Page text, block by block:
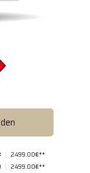
2499.00€**
2499.00€**